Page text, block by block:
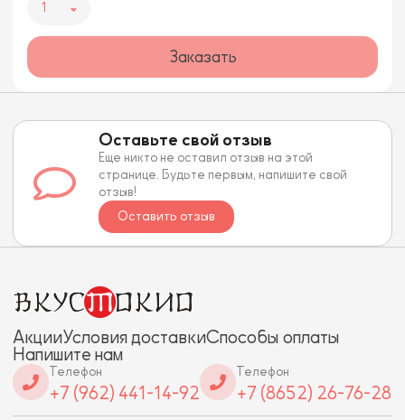
1
Заказать
Оставьте свой отзыв
Еще никто не оставил отзыв на этой
странице. Будьте первым, напишите свой
отзыв!
Оставить отзыв
АкцииУсловия доставкиСпособы оплаты
Напишите нам
Телефон
+7 (962) 441-14-92
Телефон
+7 (8652) 26-76-28